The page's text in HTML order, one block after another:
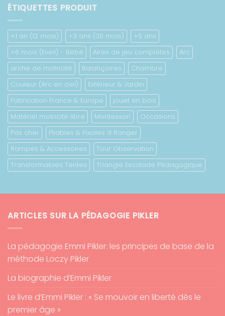
ÉTIQUETTES PRODUIT
+1 an (12 mois) +3 ans (36 mois)
+5 ans
+6 mois (Eveil) - Bébé
Aires de jeu complètes
Arc
arche de motricité
Balançoires
Chambre
Couleur (Arc en ciel)
Extérieur & Jardin
Fabrication France & Europe
jouet en bois
Matériel motricité libre
Montessori
Occasions
Pas cher
Pliables & Faciles à Ranger
Rampes & Accessoires
Tour Observation
Transformables Tentes
Triangle Escalade Pédagogique
ARTICLES SUR LA PÉDAGOGIE PIKLER
La pédagogie Emmi Pikler: les principes de base de la
méthode Loczy Pikler
La biographie d’Emmi Pikler
Le livre d’Emmi Pikler : « Se mouvoir en liberté dès le
premier âge »